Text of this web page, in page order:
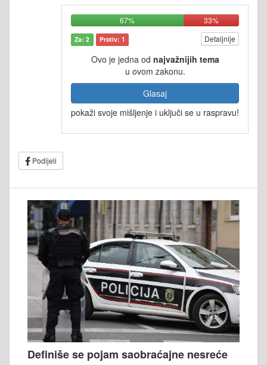
67% 33%
Za: 2 Protiv: 1 Detaljnije
Ovo je jedna od najvažnijih tema
u ovom zakonu.
Glasaj
pokaži svoje mišljenje i uključi se u raspravu!
Podijeli
Definiše se pojam saobraćajne nesreće